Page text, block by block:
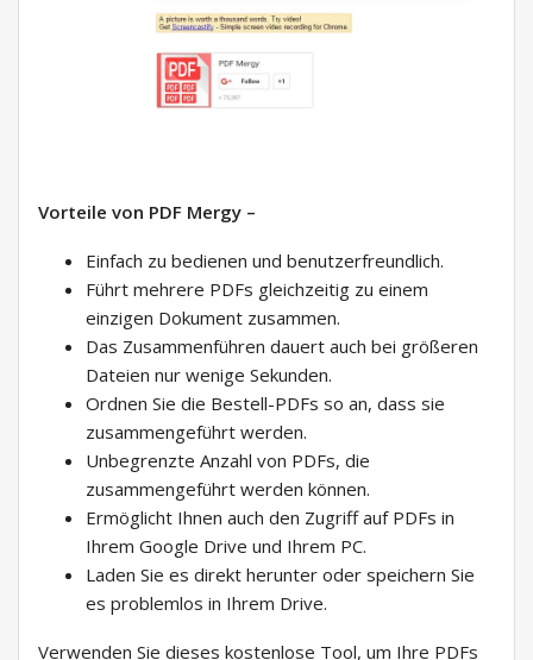
Vorteile von PDF Mergy –
Einfach zu bedienen und benutzerfreundlich.
Führt mehrere PDFs gleichzeitig zu einem
einzigen Dokument zusammen.
Das Zusammenführen dauert auch bei größeren
Dateien nur wenige Sekunden.
Ordnen Sie die Bestell-PDFs so an, dass sie
zusammengeführt werden.
Unbegrenzte Anzahl von PDFs, die
zusammengeführt werden können.
Ermöglicht Ihnen auch den Zugriff auf PDFs in
Ihrem Google Drive und Ihrem PC.
Laden Sie es direkt herunter oder speichern Sie
es problemlos in Ihrem Drive.
Verwenden Sie dieses kostenlose Tool, um Ihre PDFs